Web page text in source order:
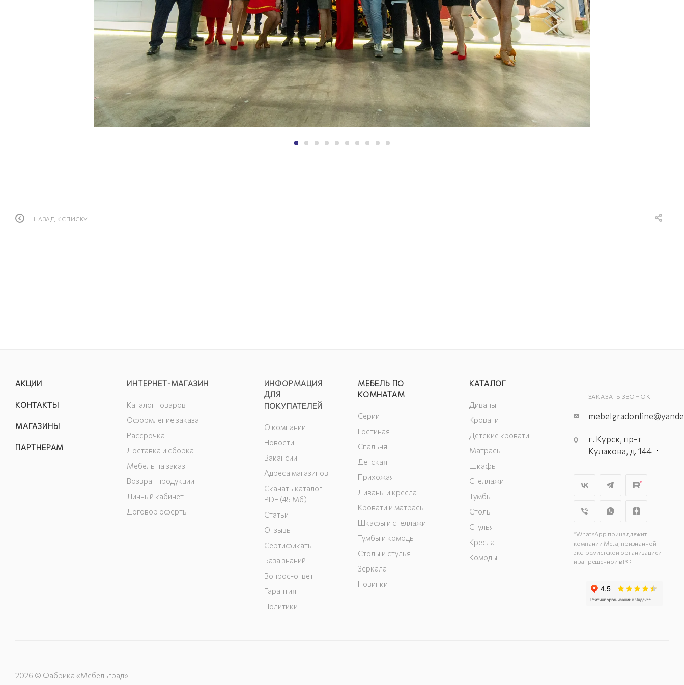
НАЗАД К СПИСКУ
АКЦИИ
КОНТАКТЫ
МАГАЗИНЫ
ПАРТНЕРАМ
ИНТЕРНЕТ-МАГАЗИН
Каталог товаров
Оформление заказа
Рассрочка
Доставка и сборка
Мебель на заказ
Возврат продукции
Личный кабинет
Договор оферты
ИНФОРМАЦИЯ
ДЛЯ
ПОКУПАТЕЛЕЙ
О компании
Новости
Вакансии
Адреса магазинов
Скачать каталог
PDF (45 Мб)
Статьи
Отзывы
Сертификаты
База знаний
Вопрос-ответ
Гарантия
Политики
МЕБЕЛЬ ПО
КОМНАТАМ
Серии
Гостиная
Спальня
Детская
Прихожая
Диваны и кресла
Кровати и матрасы
Шкафы и стеллажи
Тумбы и комоды
Столы и стулья
Зеркала
Новинки
КАТАЛОГ
Диваны
Кровати
Детские кровати
Матрасы
Шкафы
Стеллажи
Тумбы
Столы
Стулья
Кресла
Комоды
ЗАКАЗАТЬ ЗВОНОК
г. Курск, пр-т
Кулакова, д. 144
этаж
Маркса, д. 68
*WhatsApp принадлежит
компании Meta, признанной
экстремистской организацией
и запрещённой в РФ
2026 © Фабрика «Мебельград»